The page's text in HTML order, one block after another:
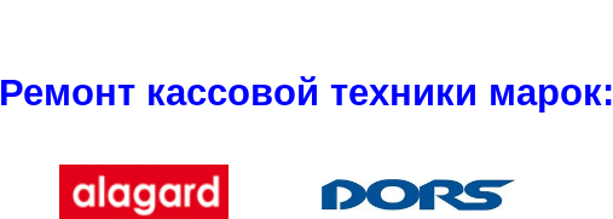
Ремонт кассовой техники марок: